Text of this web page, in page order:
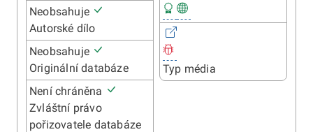
Neobsahuje
Autorské dílo
Neobsahuje
Originální databáze
Není chráněna
Zvláštní právo
pořizovatele databáze
Typ média